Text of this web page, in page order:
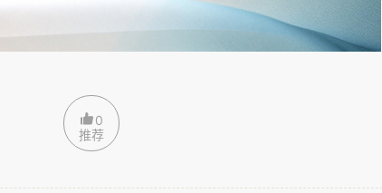
念，使公司在美国域外的违法行为也被纳入美国法院
管辖权。法官通过综合考虑各项联系，如当事人的产
、当事人是否在该州有经营活动等事实情况，对案件
0
推荐